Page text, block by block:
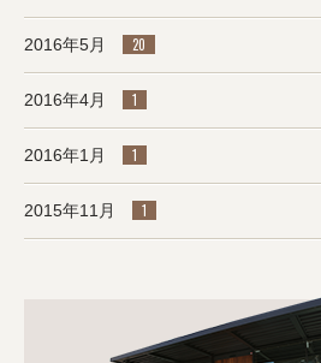
2016年5月 20
2016年4月 1
2016年1月 1
2015年11月 1